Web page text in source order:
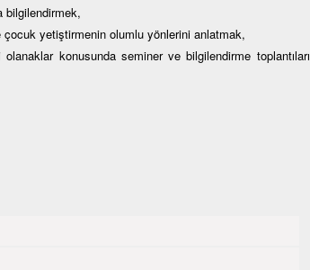
bilgilendirmek,
yetiştirmenin olumlu yönlerini anlatmak,
konusunda seminer ve bilgilendirme toplantıları